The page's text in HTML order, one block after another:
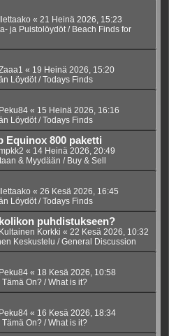
Ilettaako « 21 Heinä 2026, 15:23
ja Puistolöydöt / Beach Finds for
« 19 Heinä 2026, 15:20
Löydöt / Todays Finds
Peku84 « 15 Heinä 2026, 16:16
Löydöt / Todays Finds
Equinox 800 paketti
« 14 Heinä 2026, 20:49
& Myydään / Buy & Sell
Ilettaako « 26 Kesä 2026, 16:45
Löydöt / Todays Finds
puhdistukseen?
Kultainen Korkki « 22 Kesä 2026, 10:32
Keskustelu / General Discussion
Peku84 « 18 Kesä 2026, 10:58
Tämä On? / What is it?
Peku84 « 16 Kesä 2026, 18:34
Tämä On? / What is it?